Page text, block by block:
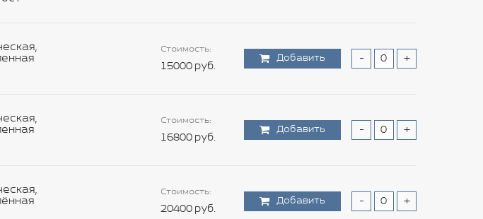
Стоимость:
15000 руб.
Добавить - +
Стоимость:
16800 руб.
Добавить - +
Стоимость:
20400 руб.
Добавить - +